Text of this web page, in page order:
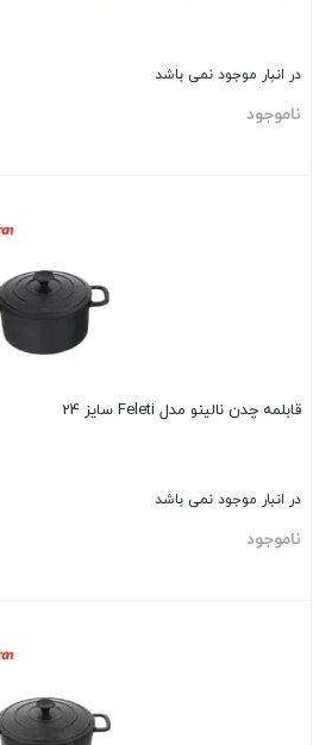
در انبار موجود نمی باشد
ناموجود
قابلمه چدن نالينو مدل Feleti سایز 24
در انبار موجود نمی باشد
ناموجود